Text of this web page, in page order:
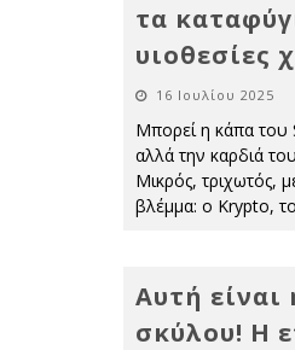
τα
υιοθεσίες
16 Ιουλίου 2025
Μπορεί η κάπα του
αλλά την καρδιά
Μικρός, τριχωτός,
βλέμμα: ο Krypto,
Αυτή
σκύλου! Η